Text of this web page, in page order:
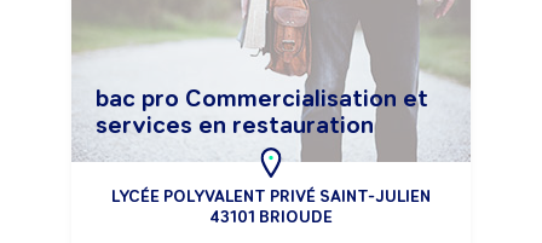
bac pro Commercialisation et
services en restauration
LYCÉE POLYVALENT PRIVÉ SAINT-JULIEN
43101 BRIOUDE